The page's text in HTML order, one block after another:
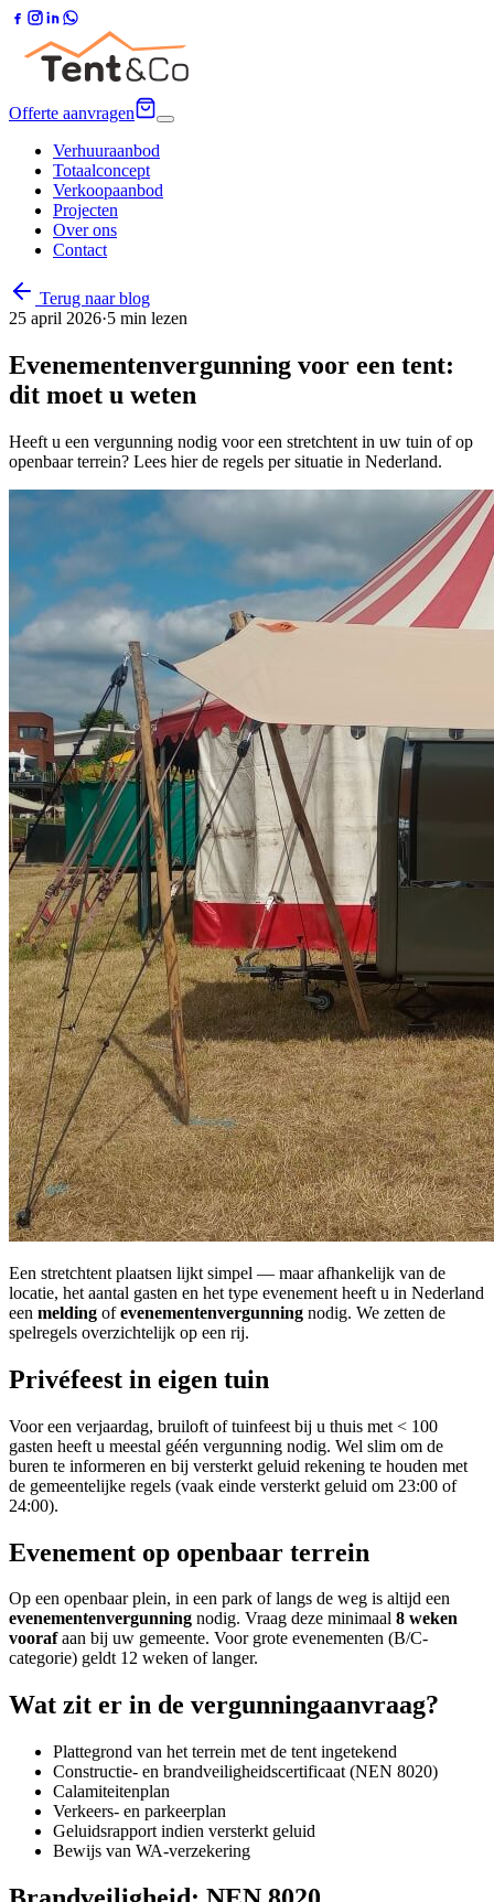
Offerte aanvragen
Verhuuraanbod
Totaalconcept
Verkoopaanbod
Projecten
Over ons
Contact
Terug naar blog
25 april 2026·5 min lezen
Evenementenvergunning voor een tent:
dit moet u weten
Heeft u een vergunning nodig voor een stretchtent in uw tuin of op
openbaar terrein? Lees hier de regels per situatie in Nederland.
Een stretchtent plaatsen lijkt simpel — maar afhankelijk van de
locatie, het aantal gasten en het type evenement heeft u in Nederland
een melding ofevenementenvergunning nodig. We zetten de
spelregels overzichtelijk op een rij.
Privéfeest in eigen tuin
Voor een verjaardag, bruiloft of tuinfeest bij u thuis met < 100
gasten heeft u meestal géén vergunning nodig. Wel slim om de
buren te informeren en bij versterkt geluid rekening te houden met
de gemeentelijke regels (vaak einde versterkt geluid om 23:00 of
24:00).
Evenement op openbaar terrein
Op een openbaar plein, in een park of langs de weg is altijd een
evenementenvergunning nodig. Vraag deze minimaal 8 weken
voorafaan bij uw gemeente. Voor grote evenementen (B/C-
categorie) geldt 12 weken of langer.
Wat zit er in de vergunningaanvraag?
Plattegrond van het terrein met de tent ingetekend
Constructie- en brandveiligheidscertificaat (NEN 8020)
Calamiteitenplan
Verkeers- en parkeerplan
Geluidsrapport indien versterkt geluid
Bewijs van WA-verzekering